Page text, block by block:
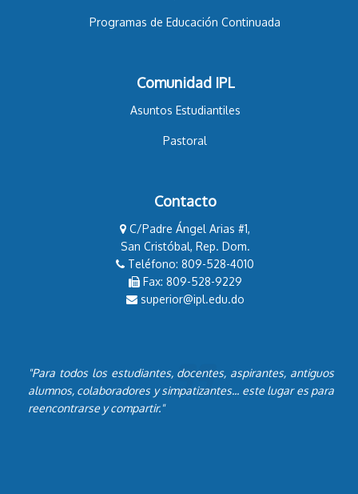
Programas de Educación Continuada
Comunidad IPL
Asuntos Estudiantiles
Pastoral
Contacto
C/Padre Ángel Arias #1,
San Cristóbal, Rep. Dom.
Teléfono: 809-528-4010
Fax: 809-528-9229
superior@ipl.edu.do
"Para todos los estudiantes, docentes, aspirantes, antiguos
alumnos, colaboradores y simpatizantes... este lugar es para
reencontrarse y compartir."